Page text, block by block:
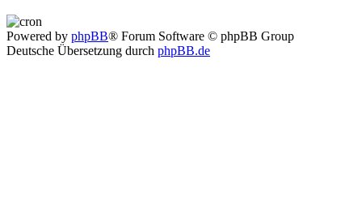
Powered by phpBB® Forum Software © phpBB Group
Deutsche Übersetzung durch phpBB.de